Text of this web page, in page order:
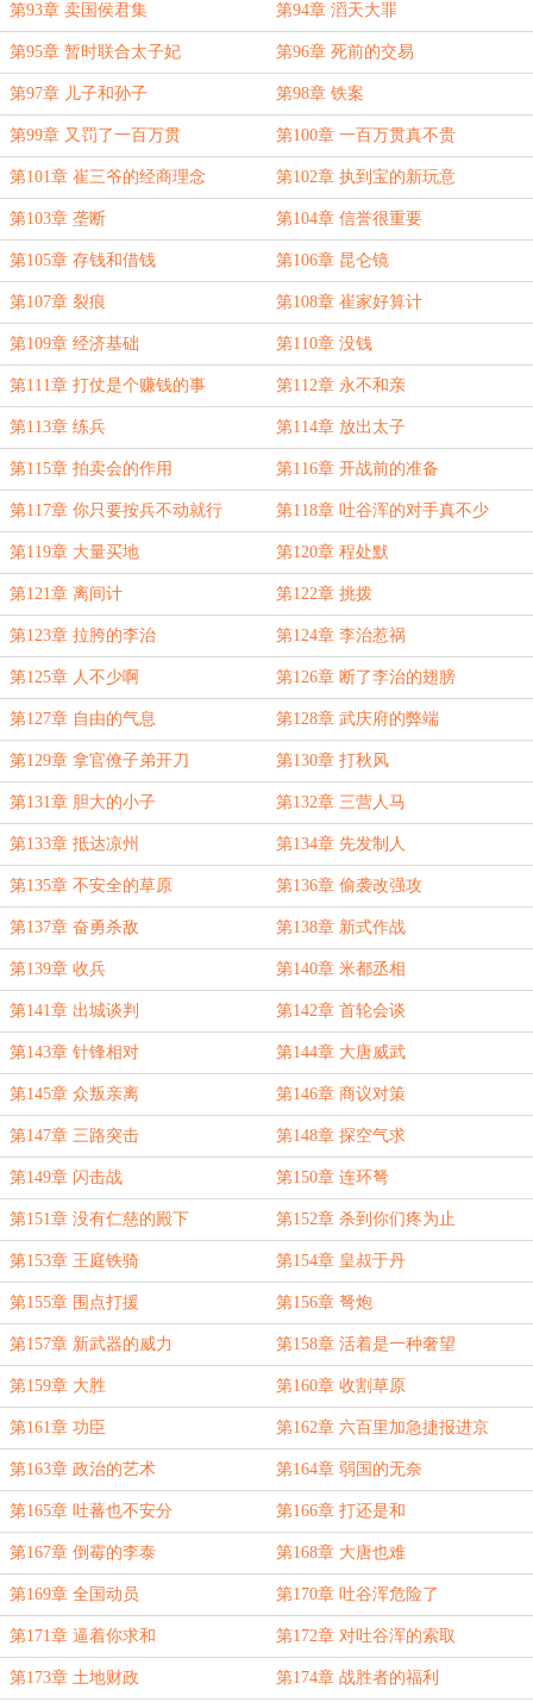
第93章 卖国侯君集 第94章 滔天大罪
第95章 暂时联合太子妃 第96章 死前的交易
第97章 儿子和孙子 第98章 铁案
第99章 又罚了一百万贯 第100章 一百万贯真不贵
第101章 崔三爷的经商理念 第102章 执到宝的新玩意
第103章 垄断 第104章 信誉很重要
第105章 存钱和借钱 第106章 昆仑镜
第107章 裂痕 第108章 崔家好算计
第109章 经济基础 第110章 没钱
第111章 打仗是个赚钱的事 第112章 永不和亲
第113章 练兵 第114章 放出太子
第115章 拍卖会的作用 第116章 开战前的准备
第117章 你只要按兵不动就行 第118章 吐谷浑的对手真不少
第119章 大量买地 第120章 程处默
第121章 离间计 第122章 挑拨
第123章 拉胯的李治 第124章 李治惹祸
第125章 人不少啊 第126章 断了李治的翅膀
第127章 自由的气息 第128章 武庆府的弊端
第129章 拿官僚子弟开刀 第130章 打秋风
第131章 胆大的小子 第132章 三营人马
第133章 抵达凉州 第134章 先发制人
第135章 不安全的草原 第136章 偷袭改强攻
第137章 奋勇杀敌 第138章 新式作战
第139章 收兵 第140章 米都丞相
第141章 出城谈判 第142章 首轮会谈
第143章 针锋相对 第144章 大唐威武
第145章 众叛亲离 第146章 商议对策
第147章 三路突击 第148章 探空气求
第149章 闪击战 第150章 连环弩
第151章 没有仁慈的殿下 第152章 杀到你们疼为止
第153章 王庭铁骑 第154章 皇叔于丹
第155章 围点打援 第156章 弩炮
第157章 新武器的威力 第158章 活着是一种奢望
第159章 大胜 第160章 收割草原
第161章 功臣 第162章 六百里加急捷报进京
第163章 政治的艺术 第164章 弱国的无奈
第165章 吐蕃也不安分 第166章 打还是和
第167章 倒霉的李泰 第168章 大唐也难
第169章 全国动员 第170章 吐谷浑危险了
第171章 逼着你求和 第172章 对吐谷浑的索取
第173章 土地财政 第174章 战胜者的福利